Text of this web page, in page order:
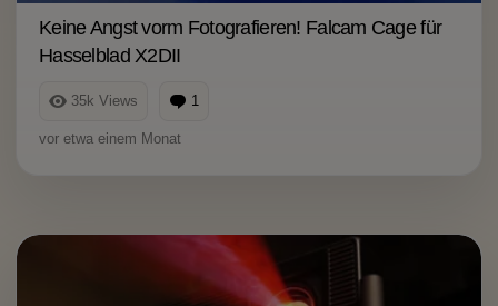
35k Views 1
Keine Angst vorm Fotografieren! Falcam Cage für
Hasselblad X2DII
vor etwa einem Monat